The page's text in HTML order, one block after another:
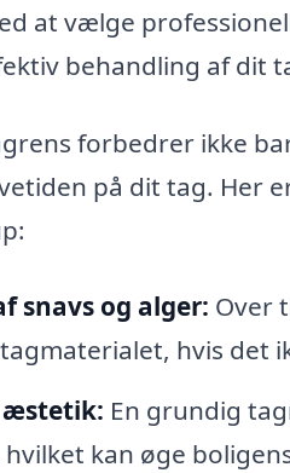
at vælge
behandling af dit
forbedrer ikke
på dit tag. Her
snavs og alger: Over
hvis det
æstetik: En grundig
hvilket kan øge